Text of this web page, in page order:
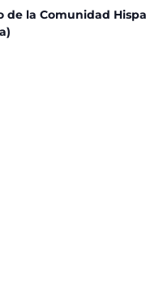
de la Comunidad